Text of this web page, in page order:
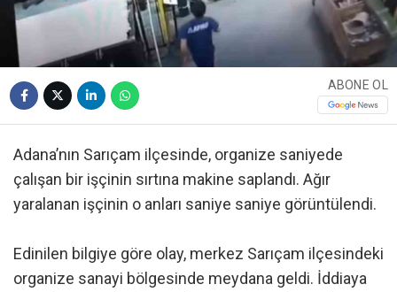
ABONE OL
Adana’nın Sarıçam ilçesinde, organize saniyede
çalışan bir işçinin sırtına makine saplandı. Ağır
yaralanan işçinin o anları saniye saniye görüntülendi.
Edinilen bilgiye göre olay, merkez Sarıçam ilçesindeki
organize sanayi bölgesinde meydana geldi. İddiaya